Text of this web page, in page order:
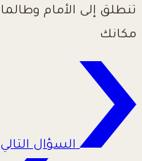
تنطلق إلى الأمام
مكانك
السؤال التالي